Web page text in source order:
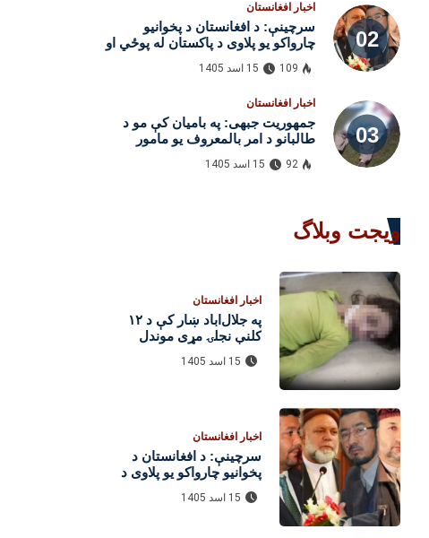
اخبار افغانستان
سرچینې: د افغانستان د پخوانیو
چارواکو یو پلاوی د پاکستان له پوځي او
اسلام‌اباد ته تللی
109 15 اسد 1405
اخبار افغانستان
جمهوریت جبهی: په بامیان کې مو د
طالبانو د امر بالمعروف یو مامور
92 15 اسد 1405
ویجت وبلاگ
اخبار افغانستان
په جلال‌اباد ښار کې د ۱۲
کلنې نجلۍ مړی موندل
شوی؛ د پېښې په اړه څېړنې
روانې دي
15 اسد 1405
اخبار افغانستان
سرچینې: د افغانستان د
پخوانیو چارواکو یو پلاوی د
پاکستان له پوځي او امنیتي
چارواکو سره د لیدنو لپاره
15 اسد 1405